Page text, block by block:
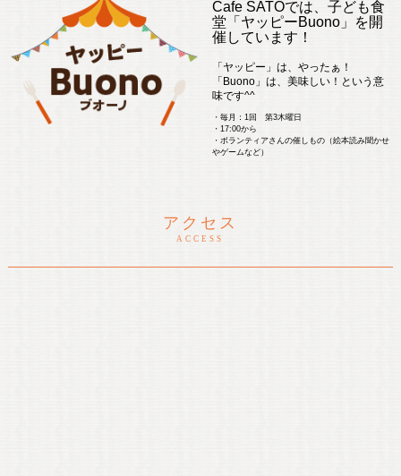
Cafe SATOでは、子ども食
堂「ヤッピーBuono」を開
催しています！
「ヤッピー」は、やったぁ！
「Buono」は、美味しい！という意
味です^^
・毎月：1回 第3木曜日
・17:00から
・ボランティアさんの催しもの（絵本読み聞かせ
やゲームなど）
アクセス
ACCESS